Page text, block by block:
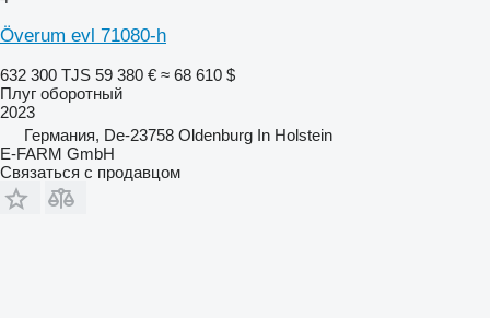
Överum evl 71080-h
632 300 TJS 59 380 € ≈ 68 610 $
Плуг оборотный
2023
Германия, De-23758 Oldenburg In Holstein
E-FARM GmbH
Связаться с продавцом